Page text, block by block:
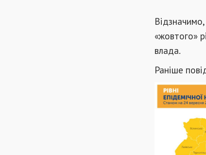
«жовтого»
влада.
Раніше